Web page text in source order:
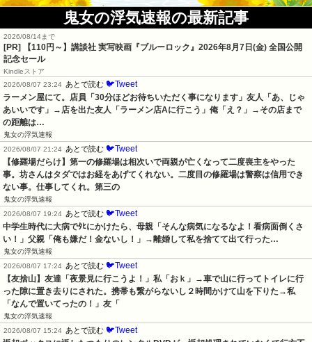
鬼女の浮気速報の最新記事
2026/08/14まで
[PR]
【110円～】講談社 実写映画『ブルーロック』2026年8月7日(金) 全国公開
記念セール
Kindleストア
2026/08/07 23:24 あとで読む 🐦Tweet
ラーメン屋にて。店員「30分ほどお待ちいただく事になります」友人「あ、じゃ
あいいです」→店を出た友人「ラーメン店Aに行こう」俺「え？」→その店まで
の距離は…
鬼女の浮気速報
2026/08/07 21:24 あとで読む 🐦Tweet
【修羅場だらけ】第一の修羅場は相次いで両親が亡くなって二度喪主をやった
事。坊さんはタダではお経をあげてくれない。二度目の修羅場は警察は信用でき
ない事。仕事してくれ。第三の
鬼女の浮気速報
2026/08/07 19:24 あとで読む 🐦Tweet
中学生時代に大病でﾀﾋにかけたら、母親「そんな病気になるなよ！看病面倒くさ
い！」父親「俺も嫌だ！金ないし！」→離婚して私を捨てて出て行った…
鬼女の浮気速報
2026/08/07 17:24 あとで読む 🐦Tweet
【友捨山】友達「夜景見に行こうよ！」私「おｋ」→車で山に行ってトイレに行
った隙に置き去りにされた。携帯も繋がらないし２時間かけて山を下りた→私
「なんで置いてったの！」友「
鬼女の浮気速報
2026/08/07 15:24 あとで読む 🐦Tweet